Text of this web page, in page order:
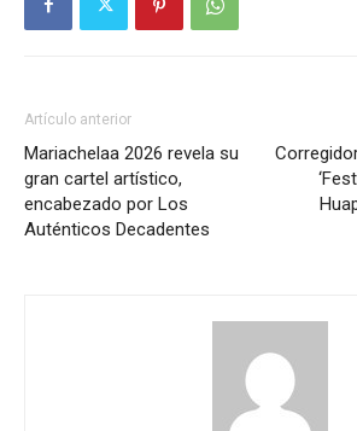
Artículo anterior
Mariachelaa 2026 revela su
gran cartel artístico,
encabezado por Los
Auténticos Decadentes